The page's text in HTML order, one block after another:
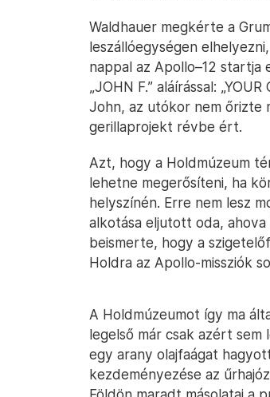
Waldhauer megkérte a
leszállóegységen
nappal az Apollo–12
„JOHN F.” aláírással:
John, az utókor nem őrizte
gerillaprojekt révbe ért.
Azt, hogy a Holdmúzeum
lehetne megerősíteni, ha
helyszínén. Erre nem lesz
alkotása eljutott oda,
beismerte, hogy a
Holdra az Apollo-missziók
A Holdmúzeumot így ma
legelső már csak azért
egy arany olajfaágat
kezdeményezése az